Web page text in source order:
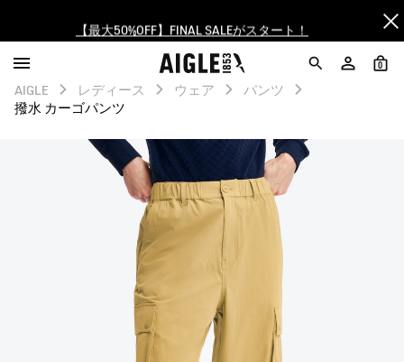
【最大50%OFF】FINAL SALEがスタート！
ログイン/会員登録で送料＆返品無料
AIGLE CLUB ポイントサービス終了のお知らせ
【8/16まで】セール品がさらに10%OFF！
【最大50%OFF】FINAL SALEがスタート！
ログイン/会員登録で送料＆返品無料
AIGLE CLUB ポイントサービス終了のお知らせ
0
AIGLE レディース ウェア
パンツ
撥水 カーゴパンツ